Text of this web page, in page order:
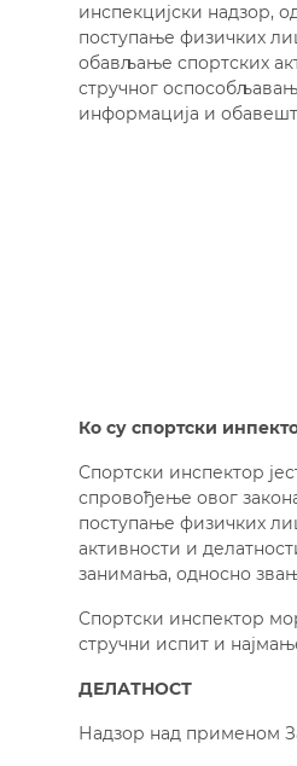
инспекцијски надзор,
поступање физичких
обављање спортских
стручног
информација и
Ко су спортски
Спортски инспектор
спровођење овог
поступање физичких
активности и
занимања, односно
Спортски инспектор
стручни испит и
ДЕЛАТНОСТ
Надзор над применом